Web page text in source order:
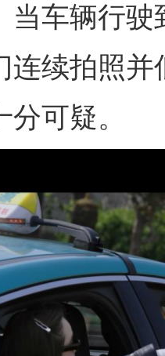
当车辆行
连续拍照
可疑。